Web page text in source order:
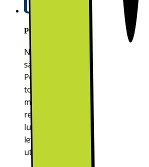
PerfectDry
När du tömmer diskmaskinen
särskilt plastdiskar, fortfarande
PerfectDry-diskmaskinerna
torkresultat med hjälp av zeolit –
mineral. Zeolit använder fukten
rengöringsfasen och släpper ut
luft under torkfasen. PerfectDry-
levererar disk som är redo att
utan att manuell torkning behövs.